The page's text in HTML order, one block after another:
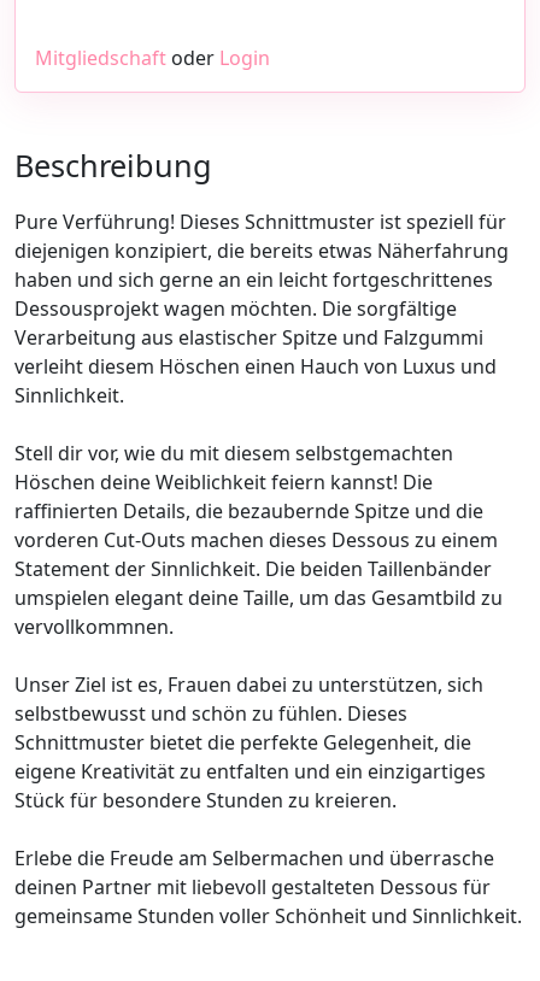
Mitgliedschaft oder Login
Beschreibung
Pure Verführung! Dieses Schnittmuster ist speziell für
diejenigen konzipiert, die bereits etwas Näherfahrung
haben und sich gerne an ein leicht fortgeschrittenes
Dessousprojekt wagen möchten. Die sorgfältige
Verarbeitung aus elastischer Spitze und Falzgummi
verleiht diesem Höschen einen Hauch von Luxus und
Sinnlichkeit.
Stell dir vor, wie du mit diesem selbstgemachten
Höschen deine Weiblichkeit feiern kannst! Die
raffinierten Details, die bezaubernde Spitze und die
vorderen Cut-Outs machen dieses Dessous zu einem
Statement der Sinnlichkeit. Die beiden Taillenbänder
umspielen elegant deine Taille, um das Gesamtbild zu
vervollkommnen.
Unser Ziel ist es, Frauen dabei zu unterstützen, sich
selbstbewusst und schön zu fühlen. Dieses
Schnittmuster bietet die perfekte Gelegenheit, die
eigene Kreativität zu entfalten und ein einzigartiges
Stück für besondere Stunden zu kreieren.
Erlebe die Freude am Selbermachen und überrasche
deinen Partner mit liebevoll gestalteten Dessous für
gemeinsame Stunden voller Schönheit und Sinnlichkeit.